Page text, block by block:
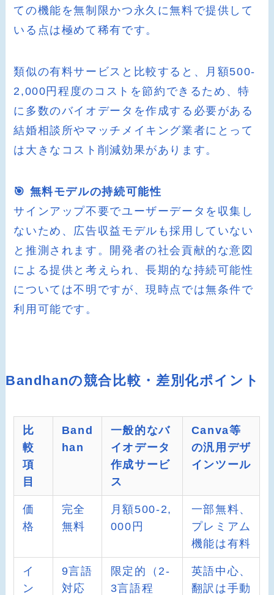
ての機能を無制限かつ永久に無料で提供して
いる点は極めて稀有です。
類似の有料サービスと比較すると、月額500-
2,000円程度のコストを節約できるため、特
に多数のバイオデータを作成する必要がある
結婚相談所やマッチメイキング業者にとって
は大きなコスト削減効果があります。
🎯 無料モデルの持続可能性
サインアップ不要でユーザーデータを収集し
ないため、広告収益モデルも採用していない
と推測されます。開発者の社会貢献的な意図
による提供と考えられ、長期的な持続可能性
については不明ですが、現時点では無条件で
利用可能です。
Bandhanの競合比較・差別化ポイント
比
較
項
目
Band
han
一般的なバ
イオデータ
作成サービ
ス
Canva等
の汎用デザ
インツール
価
格
完全
無料
月額500-2,
000円
一部無料、
プレミアム
機能は有料
イ
ン
9言語
対応
限定的（2-
3言語程
英語中心、
翻訳は手動